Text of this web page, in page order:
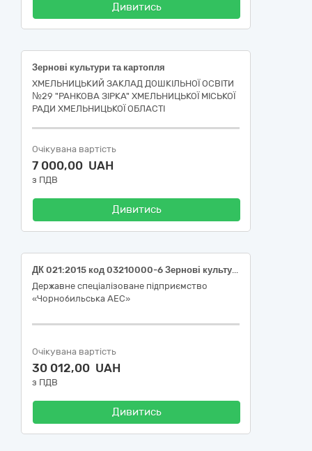
Дивитись
Зернові культури та картопля
ХМЕЛЬНИЦЬКИЙ ЗАКЛАД ДОШКІЛЬНОЇ ОСВІТИ
№29 "РАНКОВА ЗІРКА" ХМЕЛЬНИЦЬКОЇ МІСЬКОЇ
РАДИ ХМЕЛЬНИЦЬКОЇ ОБЛАСТІ
Очікувана вартість
7 000,00 UAH
з ПДВ
Дивитись
ДК 021:2015 код 03210000-6 Зернові культури та картопля (Картопля)
Державне спеціалізоване підприємство
«Чорнобильська АЕС»
Очікувана вартість
30 012,00 UAH
з ПДВ
Дивитись